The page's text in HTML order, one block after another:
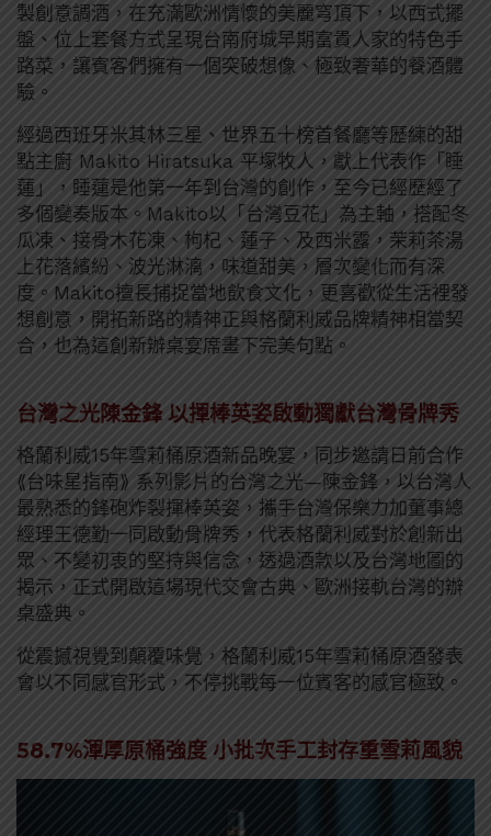
製創意調酒，在充滿歐洲情懷的美麗穹頂下，以西式擺
盤、位上套餐方式呈現台南府城早期富貴人家的特色手
路菜，讓賓客們擁有一個突破想像、極致奢華的餐酒體
驗。
經過西班牙米其林三星、世界五十榜首餐廳等歷練的甜
點主廚 Makito Hiratsuka 平塚牧人，獻上代表作「睡
蓮」，睡蓮是他第一年到台灣的創作，至今已經歷經了
多個變奏版本。Makito以「台灣豆花」為主軸，搭配冬
瓜凍、接骨木花凍、枸杞、蓮子、及西米露，茉莉茶湯
上花落繽紛、波光淋漓，味道甜美，層次變化而有深
度。Makito擅長捕捉當地飲食文化，更喜歡從生活裡發
想創意，開拓新路的精神正與格蘭利威品牌精神相當契
合，也為這創新辦桌宴席畫下完美句點。
台灣之光陳金鋒 以揮棒英姿啟動獨獻台灣骨牌秀
格蘭利威15年雪莉桶原酒新品晚宴，同步邀請日前合作
⟪台味星指南⟫ 系列影片的台灣之光—陳金鋒，以台灣人
最熟悉的鋒砲炸裂揮棒英姿，攜手台灣保樂力加董事總
經理王德勤一同啟動骨牌秀，代表格蘭利威對於創新出
眾、不變初衷的堅持與信念，透過酒款以及台灣地圖的
揭示，正式開啟這場現代交會古典、歐洲接軌台灣的辦
桌盛典。
從震撼視覺到顛覆味覺，格蘭利威15年雪莉桶原酒發表
會以不同感官形式，不停挑戰每一位賓客的感官極致。
58.7%渾厚原桶強度 小批次手工封存重雪莉風貌